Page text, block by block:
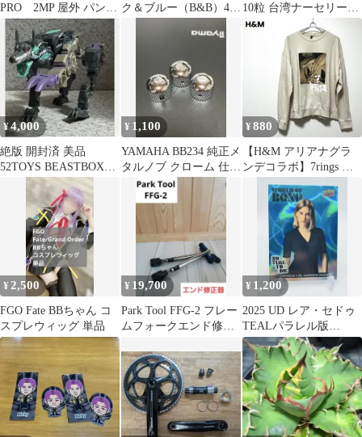
PRO 2MP 屋外 パンチ
ルトカメラ WV-
B54300-F3 スタンド
(ホワイト)
ク＆ブルー（B&B）4株 10粒 台湾ナーセリー
Yan作出ハイブリッド種
¥4,000
絶版 開封済 美品
52TOYS BEASTBOX
BB-31 FIRMHAND
¥ 1,100
YAMAHA BB234 純正メ
タルノブ クローム 仕様
3個セット
¥880
【H&M アリアナグラ
ンデコラボ】7rings ロ
ンT トレーナー XLサイ
¥2,500
FGO Fate BBちゃん コ
スプレウィッグ 単品
¥ 19,700
Park Tool FFG-2 フレー
ムフォークエンド修正
¥ 1,200
2025 UD レア・セドゥ
TEALパラレル版
JAMES BONDインサー
ト